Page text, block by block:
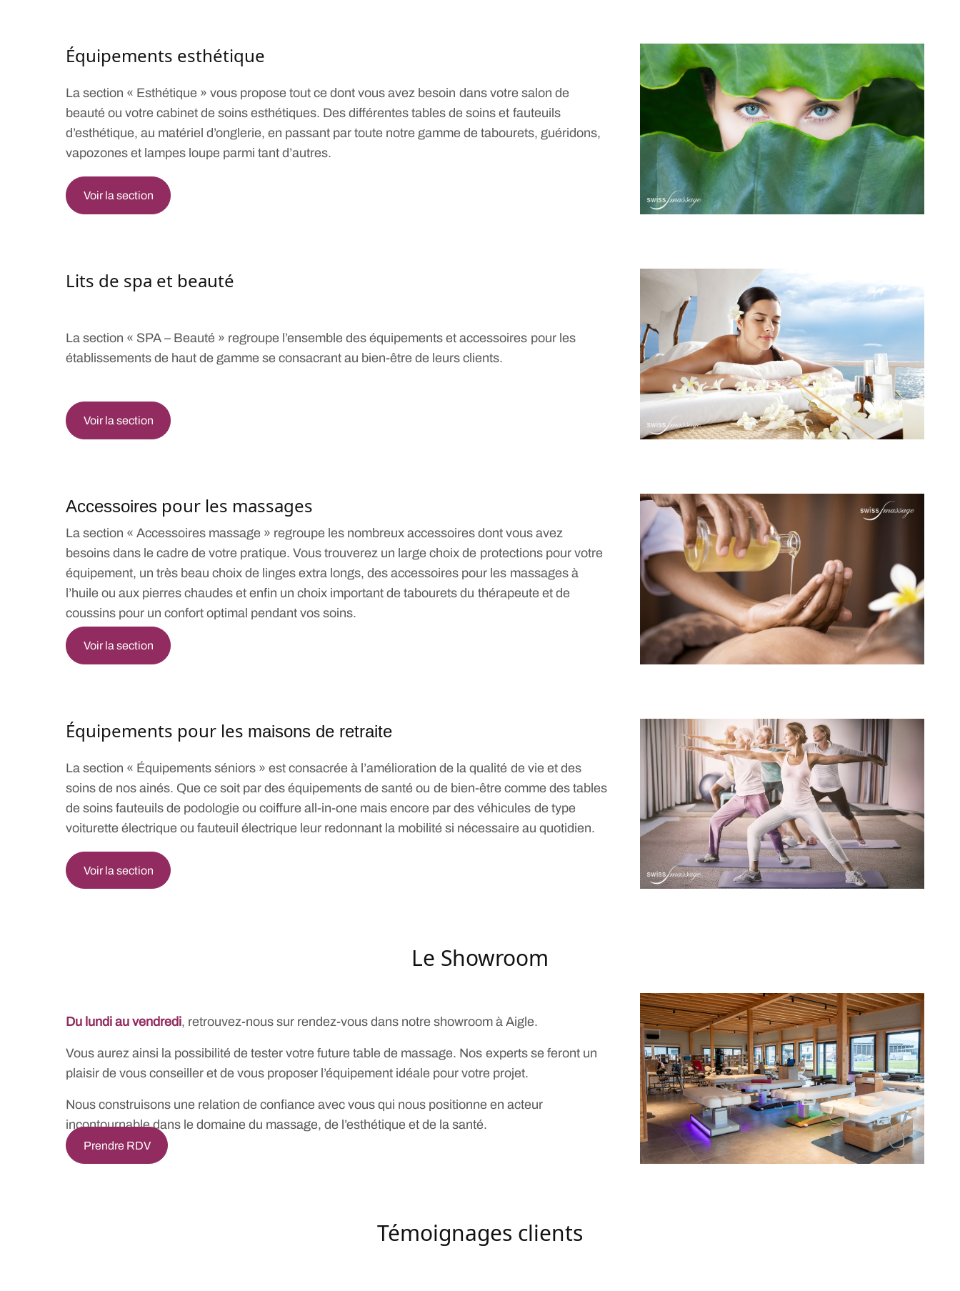
Équipements esthétique
La section « Esthétique » vous propose tout ce dont vous avez besoin dans votre salon de
beauté ou votre cabinet de soins esthétiques. Des différentes tables de soins et fauteuils
d’esthétique, au matériel d’onglerie, en passant par toute notre gamme de tabourets, guéridons,
vapozones et lampes loupe parmi tant d’autres.
Voir la section
Lits de spa et beauté
La section « SPA – Beauté » regroupe l’ensemble des équipements et accessoires pour les
établissements de haut de gamme se consacrant au bien-être de leurs clients.
Voir la section
Accessoires pour les massages
La section « Accessoires massage » regroupe les nombreux accessoires dont vous avez
besoins dans le cadre de votre pratique. Vous trouverez un large choix de protections pour votre
équipement, un très beau choix de linges extra longs, des accessoires pour les massages à
l’huile ou aux pierres chaudes et enfin un choix important de tabourets du thérapeute et de
coussins pour un confort optimal pendant vos soins.
Voir la section
Équipements pour les maisons de retraite
La section « Équipements séniors » est consacrée à l’amélioration de la qualité de vie et des
soins de nos ainés. Que ce soit par des équipements de santé ou de bien-être comme des tables
de soins fauteuils de podologie ou coiffure all-in-one mais encore par des véhicules de type
voiturette électrique ou fauteuil électrique leur redonnant la mobilité si nécessaire au quotidien.
Voir la section
Le Showroom
Du lundi au vendredi, retrouvez-nous sur rendez-vous dans notre showroom à Aigle.
Vous aurez ainsi la possibilité de tester votre future table de massage. Nos experts se feront un
plaisir de vous conseiller et de vous proposer l’équipement idéale pour votre projet.
Nous construisons une relation de confiance avec vous qui nous positionne en acteur
incontournable dans le domaine du massage, de l’esthétique et de la santé.
Prendre RDV
Témoignages clients